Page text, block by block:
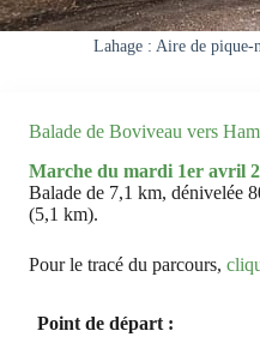
Lahage : Aire de pique-
Balade de Boviveau vers
Marche du mardi 1er avril
Balade de 7,1 km, dénivelée
(5,1 km).
Pour le tracé du parcours,
Point de départ :